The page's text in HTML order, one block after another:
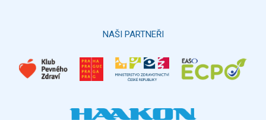
NAŠI PARTNEŘI